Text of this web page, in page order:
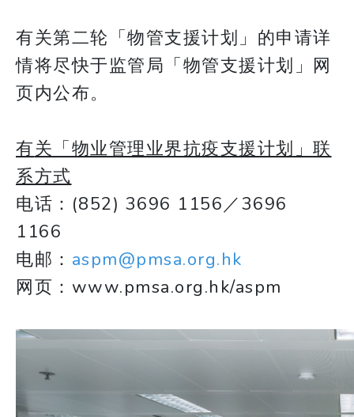
有关第二轮「物管支援计划」的申请详
情将尽快于监管局「物管支援计划」网
页内公布。
有关「物业管理业界抗疫支援计划」联
系方式
电话：(852) 3696 1156／3696
1166
电邮： aspm@pmsa.org.hk
网页：www.pmsa.org.hk/aspm